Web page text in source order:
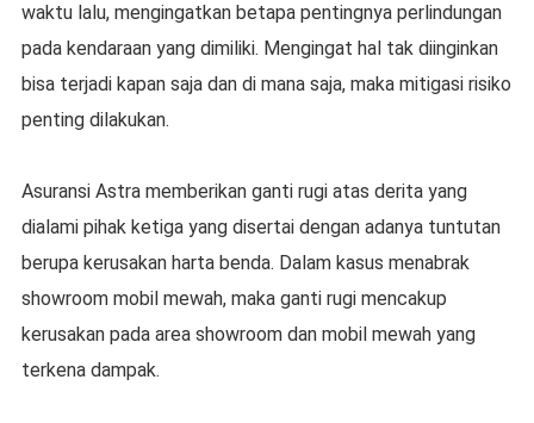
waktu lalu, mengingatkan betapa pentingnya perlindungan
pada kendaraan yang dimiliki. Mengingat hal tak diinginkan
bisa terjadi kapan saja dan di mana saja, maka mitigasi risiko
penting dilakukan.
Asuransi Astra memberikan ganti rugi atas derita yang
dialami pihak ketiga yang disertai dengan adanya tuntutan
berupa kerusakan harta benda. Dalam kasus menabrak
showroom mobil mewah, maka ganti rugi mencakup
kerusakan pada area showroom dan mobil mewah yang
terkena dampak.